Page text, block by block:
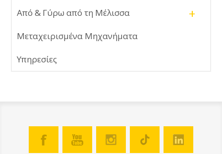
Από & Γύρω από τη Μέλισσα +
Μεταχειρισμένα Μηχανήματα
Υπηρεσίες